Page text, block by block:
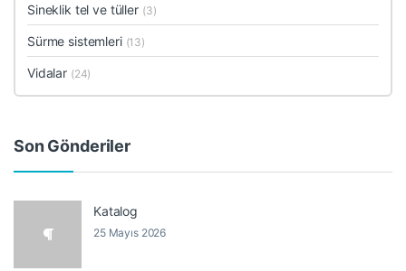
Sineklik tel ve tüller (3)
Sürme sistemleri (13)
Vidalar (24)
Son Gönderiler
Katalog
25 Mayıs 2026